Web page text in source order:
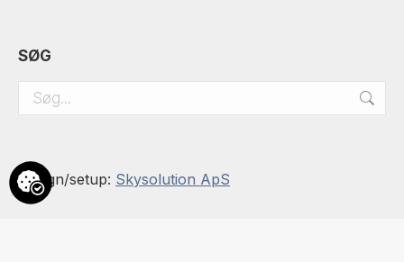
SØG
Search:
Design/setup: Skysolution ApS